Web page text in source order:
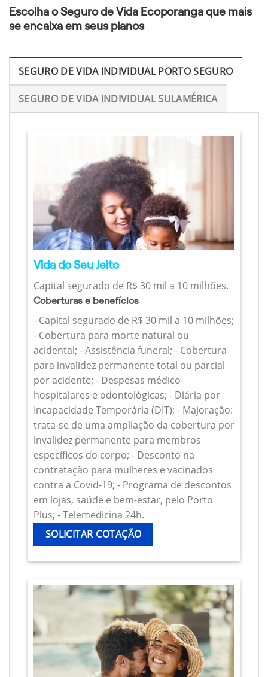
Escolha o Seguro de Vida Ecoporanga que mais
se encaixa em seus planos
SEGURO DE VIDA INDIVIDUAL PORTO SEGURO
SEGURO DE VIDA INDIVIDUAL SULAMÉRICA
Vida do Seu Jeito
Capital segurado de R$ 30 mil a 10 milhões.
Coberturas e benefícios
- Capital segurado de R$ 30 mil a 10 milhões;
- Cobertura para morte natural ou
acidental; - Assistência funeral; - Cobertura
para invalidez permanente total ou parcial
por acidente; - Despesas médico-
hospitalares e odontológicas; - Diária por
Incapacidade Temporária (DIT); - Majoração:
trata-se de uma ampliação da cobertura por
invalidez permanente para membros
específicos do corpo; - Desconto na
contratação para mulheres e vacinados
contra a Covid-19; - Programa de descontos
em lojas, saúde e bem-estar, pelo Porto
Plus; - Telemedicina 24h.
SOLICITAR COTAÇÃO